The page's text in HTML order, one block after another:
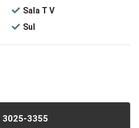
Sala T V
Sul
3025-3355